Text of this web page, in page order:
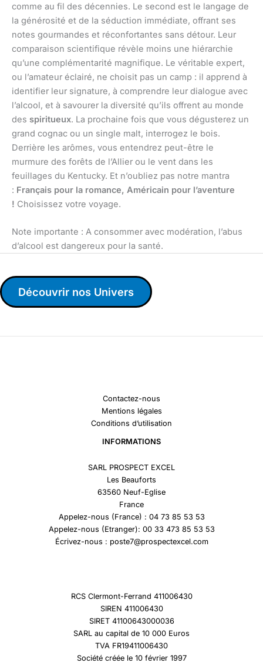
comme au fil des décennies. Le second est le langage de
la générosité et de la séduction immédiate, offrant ses
notes gourmandes et réconfortantes sans détour. Leur
comparaison scientifique révèle moins une hiérarchie
qu’une complémentarité magnifique. Le véritable expert,
ou l’amateur éclairé, ne choisit pas un camp : il apprend à
identifier leur signature, à comprendre leur dialogue avec
l’alcool, et à savourer la diversité qu’ils offrent au monde
des spiritueux. La prochaine fois que vous dégusterez un
grand cognac ou un single malt, interrogez le bois.
Derrière les arômes, vous entendrez peut-être le
murmure des forêts de l’Allier ou le vent dans les
feuillages du Kentucky. Et n’oubliez pas notre mantra
: Français pour la romance, Américain pour l’aventure
! Choisissez votre voyage.
Note importante : A consommer avec modération, l’abus
d’alcool est dangereux pour la santé.
Découvrir nos Univers
Contactez-nous
Mentions légales
Conditions d’utilisation
INFORMATIONS
SARL PROSPECT EXCEL
Les Beauforts
63560 Neuf-Eglise
France
Appelez-nous (France) : 04 73 85 53 53
Appelez-nous (Etranger): 00 33 473 85 53 53
Écrivez-nous : poste7@prospectexcel.com
RCS Clermont-Ferrand 411006430
SIREN 411006430
SIRET 41100643000036
SARL au capital de 10 000 Euros
TVA FR19411006430
Société créée le 10 février 1997